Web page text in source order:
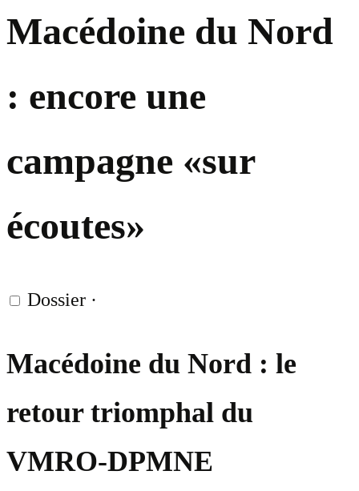
Macédoine du Nord
: encore une
campagne «sur
écoutes»
Dossier ·
Macédoine du Nord : le
retour triomphal du
VMRO-DPMNE